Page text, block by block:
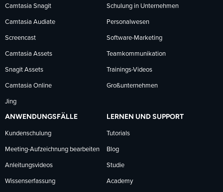
folgenfolgen
Camtasia Snagit
Camtasia Audiate
Screencast
Camtasia Assets
Snagit Assets
Camtasia Online
Jing
Schulung in Unternehmen
Personalwesen
Software-Marketing
Teamkommunikation
Trainings-Videos
Großunternehmen
ANWENDUNGSFÄLLE
Kundenschulung
Meeting-Aufzeichnung bearbeiten
Anleitungsvideos
Wissenserfassung
LERNEN UND SUPPORT
Tutorials
Blog
Studie
Academy